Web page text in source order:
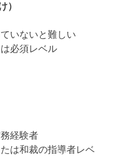
いないと難しい
必須レベル
経験者
は和裁の指導者レベ